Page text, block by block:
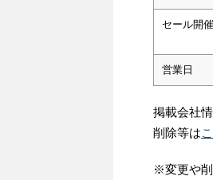
セール開
営業日
掲載会社
削除等は
※変更や削